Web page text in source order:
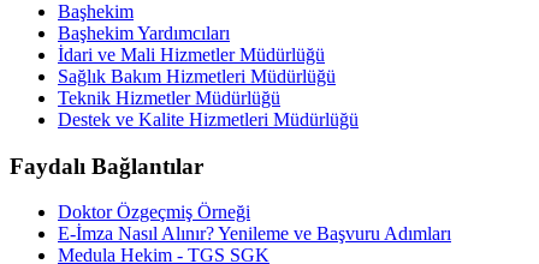
Başhekim
Başhekim Yardımcıları
İdari ve Mali Hizmetler Müdürlüğü
Sağlık Bakım Hizmetleri Müdürlüğü
Teknik Hizmetler Müdürlüğü
Destek ve Kalite Hizmetleri Müdürlüğü
Faydalı Bağlantılar
Doktor Özgeçmiş Örneği
E-İmza Nasıl Alınır? Yenileme ve Başvuru Adımları
Medula Hekim - TGS SGK